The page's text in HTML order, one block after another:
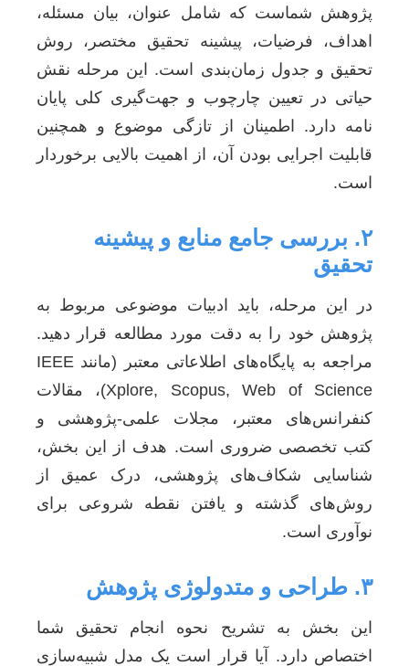
پژوهش شماست که شامل عنوان، بیان مسئله،
اهداف، فرضیات، پیشینه تحقیق مختصر، روش
تحقیق و جدول زمان‌بندی است. این مرحله نقش
حیاتی در تعیین چارچوب و جهت‌گیری کلی پایان
نامه دارد. اطمینان از تازگی موضوع و همچنین
قابلیت اجرایی بودن آن، از اهمیت بالایی برخوردار
است.
۲. بررسی جامع منابع و پیشینه
تحقیق
در این مرحله، باید ادبیات موضوعی مربوط به
پژوهش خود را به دقت مورد مطالعه قرار دهید.
مراجعه به پایگاه‌های اطلاعاتی معتبر (مانند IEEE
Xplore, Scopus, Web of Science)، مقالات
کنفرانس‌های معتبر، مجلات علمی-پژوهشی و
کتب تخصصی ضروری است. هدف از این بخش،
شناسایی شکاف‌های پژوهشی، درک عمیق از
روش‌های گذشته و یافتن نقطه شروعی برای
نوآوری است.
۳. طراحی و متدولوژی پژوهش
این بخش به تشریح نحوه انجام تحقیق شما
اختصاص دارد. آیا قرار است یک مدل شبیه‌سازی